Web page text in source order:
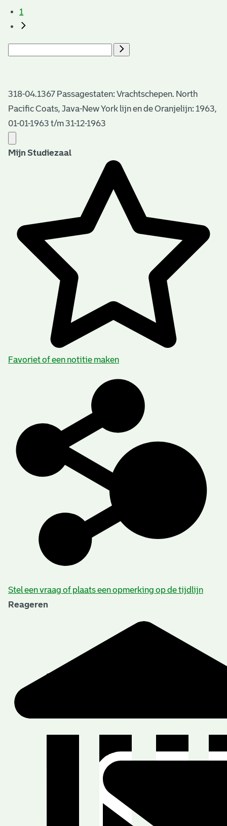
1
318-04.1367 Passagestaten: Vrachtschepen. North
Pacific Coats, Java-New York lijn en de Oranjelijn: 1963,
01-01-1963 t/m 31-12-1963
Mijn Studiezaal
Favoriet of een notitie maken
Stel een vraag of plaats een opmerking op de tijdlijn
Reageren